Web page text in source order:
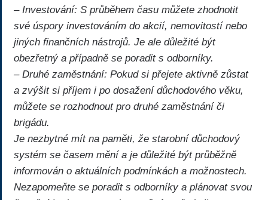
– Investování: S průběhem času můžete zhodnotit
své úspory investováním do akcií, nemovitostí nebo
jiných finančních nástrojů. Je ale důležité být
obezřetný a případně se poradit s odborníky.
– Druhé zaměstnání: Pokud si přejete aktivně zůstat
a zvýšit si příjem i po dosažení důchodového věku,
můžete se rozhodnout pro druhé zaměstnání či
brigádu.
Je nezbytné mít na paměti, že starobní důchodový
systém se časem mění a je důležité být průběžně
informován o aktuálních podmínkách a možnostech.
Nezapomeňte se poradit s odborníky a plánovat svou